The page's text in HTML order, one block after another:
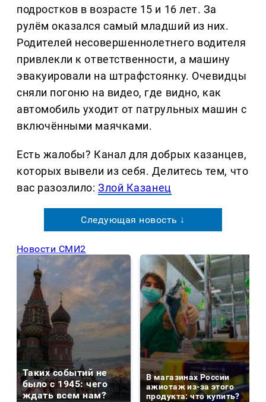
подростков в возрасте 15 и 16 лет. За
рулём оказался самый младший из них.
Родителей несовершеннолетнего водителя
привлекли к ответственности, а машину
эвакуировали на штрафстоянку. Очевидцы
сняли погоню на видео, где видно, как
автомобиль уходит от патрульных машин с
включёнными маячками.
Есть жалобы? Канал для добрых казанцев,
которых вывели из себя. Делитеcь тем, что
вас разозлило:Злой Казанец
Следующая новость ↓
Новости СМИ2
Таких событий не
было с 1945: чего
ждать всем нам?
В магазинах России
ажиотаж из-за этого
продукта: что купить?